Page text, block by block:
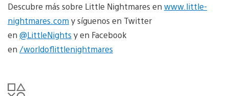
Descubre más sobre Little Nightmares en www.little-
nightmares.com y síguenos en Twitter
en @LittleNights y en Facebook
en /worldoflittlenightmares